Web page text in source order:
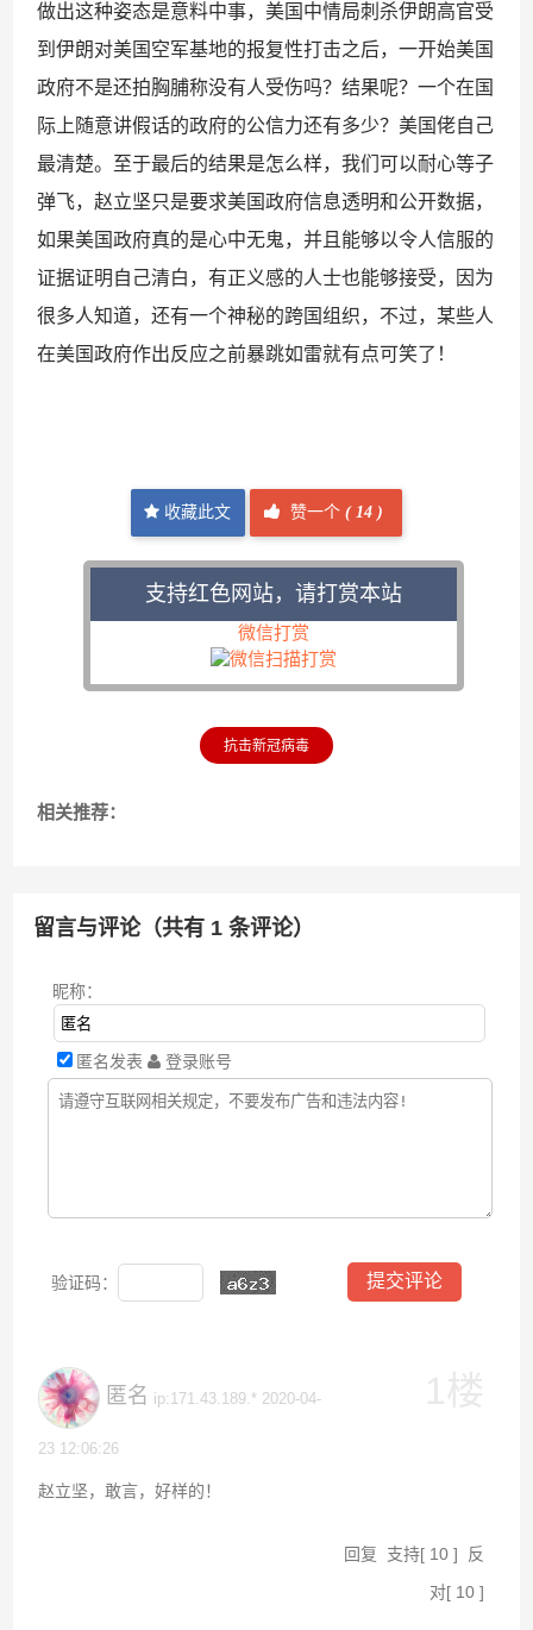
做出这种姿态是意料中事，美国中情局刺杀伊朗高官受
到伊朗对美国空军基地的报复性打击之后，一开始美国
政府不是还拍胸脯称没有人受伤吗？结果呢？一个在国
际上随意讲假话的政府的公信力还有多少？美国佬自己
最清楚。至于最后的结果是怎么样，我们可以耐心等子
弹飞，赵立坚只是要求美国政府信息透明和公开数据，
如果美国政府真的是心中无鬼，并且能够以令人信服的
证据证明自己清白，有正义感的人士也能够接受，因为
很多人知道，还有一个神秘的跨国组织，不过，某些人
在美国政府作出反应之前暴跳如雷就有点可笑了！
收藏此文 赞一个( 14 )
支持红色网站，请打赏本站
微信打赏
抗击新冠病毒
相关推荐：
留言与评论（共有 1 条评论）
昵称：
匿名发表 登录账号
验证码：
匿名 ip:171.43.189.* 2020-04-
23 12:06:26
赵立坚，敢言，好样的！
回复 支持[ 10]
反
对[ 10]